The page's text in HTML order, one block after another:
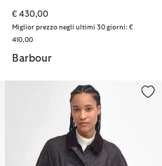
€ 430,00
Miglior prezzo negli ultimi 30 giorni: €
410,00
Barbour
Giacca cerata Beadnell